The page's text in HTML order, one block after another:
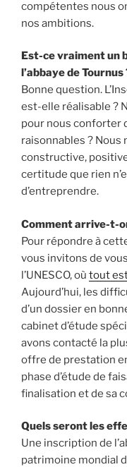
compétentes nous
nos ambitions.
Est-ce vraiment un
l’abbaye de Tournus
Bonne question.
est-elle réalisable ?
pour nous conforter
raisonnables ? Nous
constructive,
certitude que rien
d’entreprendre.
Comment arrive-t-
Pour répondre à
vous invitons de
l’UNESCO, où tout
Aujourd’hui, les
d’un dossier en
cabinet d’étude
avons contacté la
offre de prestation
phase d’étude de
finalisation et de sa
Quels seront les
Une inscription de
patrimoine mondial